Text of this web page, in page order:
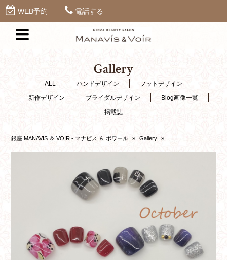
WEB予約 電話する
Gallery
ALL ハンドデザイン
フットデザイン
新作デザイン
ブライダルデザイン
Blog画像一覧
掲載誌
銀座 MANAVIS ＆ VOIR - マナビス ＆ ボワール » Gallery »